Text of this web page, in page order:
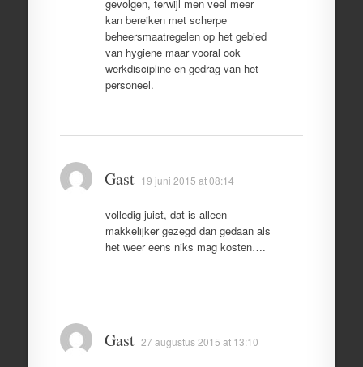
gevolgen, terwijl men veel meer
kan bereiken met scherpe
beheersmaatregelen op het gebied
van hygiene maar vooral ook
werkdiscipline en gedrag van het
personeel.
Gast 19 juni 2015 at 08:14
volledig juist, dat is alleen
makkelijker gezegd dan gedaan als
het weer eens niks mag kosten….
Gast 27 augustus 2015 at 13:10